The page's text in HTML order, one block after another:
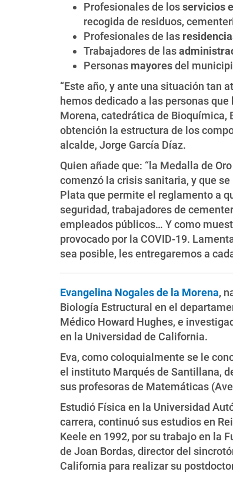
Profesionales de losservicios
recogida de residuos,
Profesionales de las
Trabajadores de las
Personas mayoresdel
“Este año, y ante una situación tan
hemos dedicado a las personas
Morena, catedrática de Bioquímica,
obtención la estructura de los
alcalde, Jorge García Díaz.
Quien añade que: “la Medalla de
comenzó la crisis sanitaria, y que
Plata que permite el reglamento a
seguridad, trabajadores de
empleados públicos… Y como
provocado por la COVID-19.
sea posible, les entregaremos a
Evangelina Nogales de la Morena,
Biología Estructural en el
Médico Howard Hughes, e
en la Universidad de California.
Eva, como coloquialmente se le
el instituto Marqués de Santillana,
sus profesoras de Matemáticas
Estudió Física en la Universidad
carrera, continuó sus estudios en
Keele en 1992, por su trabajo en la
de Joan Bordas, director del
California para realizar su